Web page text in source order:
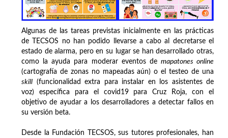
Algunas de las tareas previstas inicialmente en las prácticas
de TECSOS no han podido llevarse a cabo al decretarse el
estado de alarma, pero en su lugar se han desarrollado otras,
como la ayuda para moderar eventos de mapatones online
(cartografía de zonas no mapeadas aún) o el testeo de una
skill (funcionalidad extra para instalar en los asistentes de
voz) específica para el covid19 para Cruz Roja, con el
objetivo de ayudar a los desarrolladores a detectar fallos en
su versión beta.
Desde la Fundación TECSOS, sus tutores profesionales, han